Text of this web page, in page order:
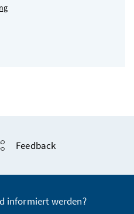
anzeigen
Feedback
informiert werden?